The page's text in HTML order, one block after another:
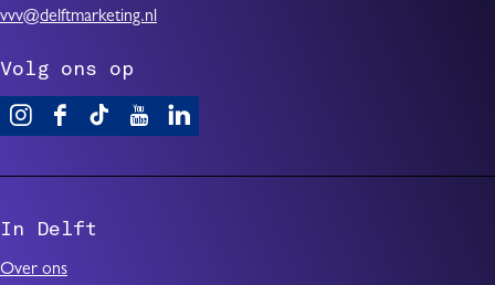
vvv@delftmarketing.nl
Volg ons op
V
s
t
F
c
b
T
k
Y
u
L
n
In Delft
Over ons